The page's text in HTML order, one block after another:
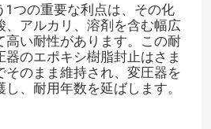
1つの重要な利点は、その化
、アルカリ、溶剤を含む幅広
高い耐性があります。この耐
のエポキシ樹脂封止はさま
そのまま維持され、変圧器を
、耐用年数を延ばします。​